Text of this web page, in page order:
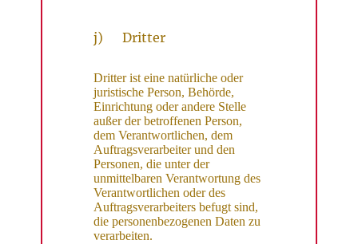
j) Dritter
Dritter ist eine natürliche oder
juristische Person, Behörde,
Einrichtung oder andere Stelle
außer der betroffenen Person,
dem Verantwortlichen, dem
Auftragsverarbeiter und den
Personen, die unter der
unmittelbaren Verantwortung des
Verantwortlichen oder des
Auftragsverarbeiters befugt sind,
die personenbezogenen Daten zu
verarbeiten.